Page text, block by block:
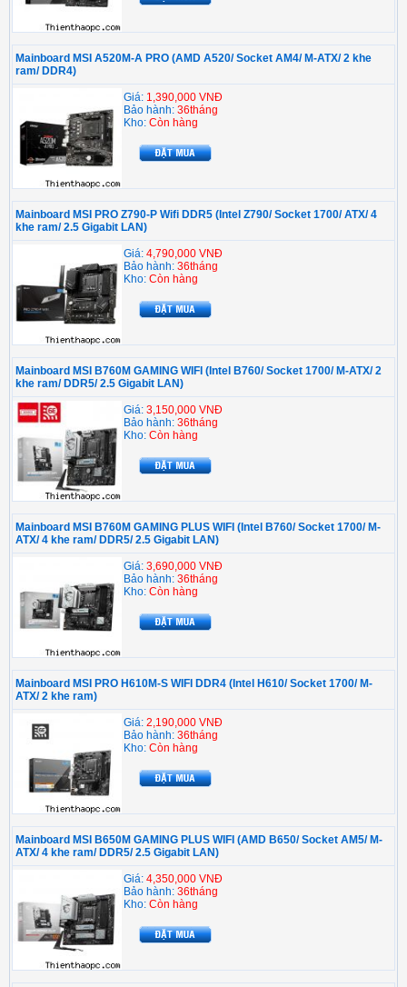
Mainboard MSI A520M-A PRO (AMD A520/ Socket AM4/ M-ATX/ 2 khe
ram/ DDR4)
Giá: 1,390,000 VNĐ
Bảo hành: 36tháng
Kho: Còn hàng
Mainboard MSI PRO Z790-P Wifi DDR5 (Intel Z790/ Socket 1700/ ATX/ 4
khe ram/ 2.5 Gigabit LAN)
Giá: 4,790,000 VNĐ
Bảo hành: 36tháng
Kho: Còn hàng
Mainboard MSI B760M GAMING WIFI (Intel B760/ Socket 1700/ M-ATX/ 2
khe ram/ DDR5/ 2.5 Gigabit LAN)
Giá: 3,150,000 VNĐ
Bảo hành: 36tháng
Kho: Còn hàng
Mainboard MSI B760M GAMING PLUS WIFI (Intel B760/ Socket 1700/ M-
ATX/ 4 khe ram/ DDR5/ 2.5 Gigabit LAN)
Giá: 3,690,000 VNĐ
Bảo hành: 36tháng
Kho: Còn hàng
Mainboard MSI PRO H610M-S WIFI DDR4 (Intel H610/ Socket 1700/ M-
ATX/ 2 khe ram)
Giá: 2,190,000 VNĐ
Bảo hành: 36tháng
Kho: Còn hàng
Mainboard MSI B650M GAMING PLUS WIFI (AMD B650/ Socket AM5/ M-
ATX/ 4 khe ram/ DDR5/ 2.5 Gigabit LAN)
Giá: 4,350,000 VNĐ
Bảo hành: 36tháng
Kho: Còn hàng